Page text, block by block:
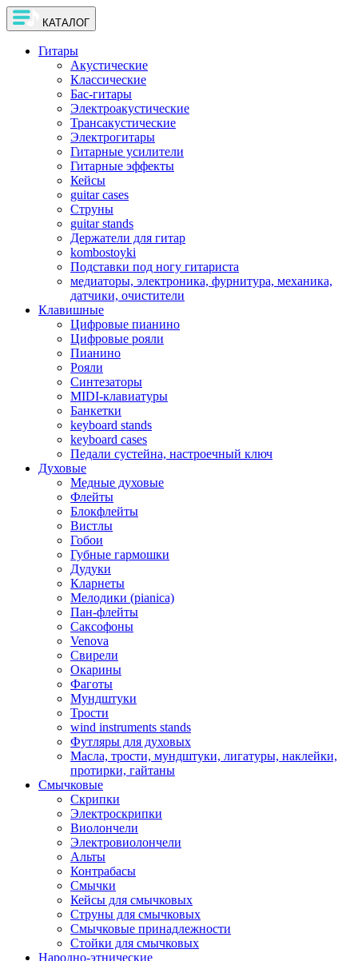
КАТАЛОГ
Гитары
Акустические
Классические
Бас-гитары
Электроакустические
Трансакустические
Электрогитары
Гитарные усилители
Гитарные эффекты
Кейсы
guitar cases
Струны
guitar stands
Держатели для гитар
kombostoyki
Подставки под ногу гитариста
медиаторы, электроника, фурнитура, механика,
датчики, очистители
Клавишные
Цифровые пианино
Цифровые рояли
Пианино
Рояли
Синтезаторы
MIDI-клавиатуры
Банкетки
keyboard stands
keyboard cases
Педали сустейна, настроечный ключ
Духовые
Медные духовые
Флейты
Блокфлейты
Вистлы
Гобои
Губные гармошки
Дудуки
Кларнеты
Мелодики (pianica)
Пан-флейты
Саксофоны
Venova
Свирели
Окарины
Фаготы
Мундштуки
Трости
wind instruments stands
Футляры для духовых
Масла, трости, мундштуки, лигатуры, наклейки,
протирки, гайтаны
Смычковые
Скрипки
Электроскрипки
Виолончели
Электровиолончели
Альты
Контрабасы
Смычки
Кейсы для смычковых
Струны для смычковых
Смычковые принадлежности
Стойки для смычковых
Народно-этнические